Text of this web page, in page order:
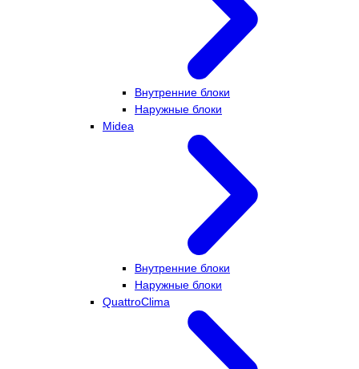
Внутренние блоки
Наружные блоки
Midea
Внутренние блоки
Наружные блоки
QuattroClima